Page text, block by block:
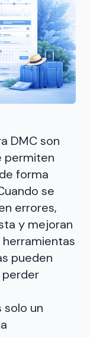
DMC son
permiten
forma
se
errores,
y mejoran
pueden
perder
solo un